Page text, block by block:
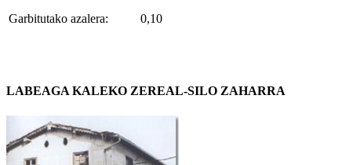
Garbitutako azalera: 0,10
LABEAGA KALEKO ZEREAL-SILO ZAHARRA